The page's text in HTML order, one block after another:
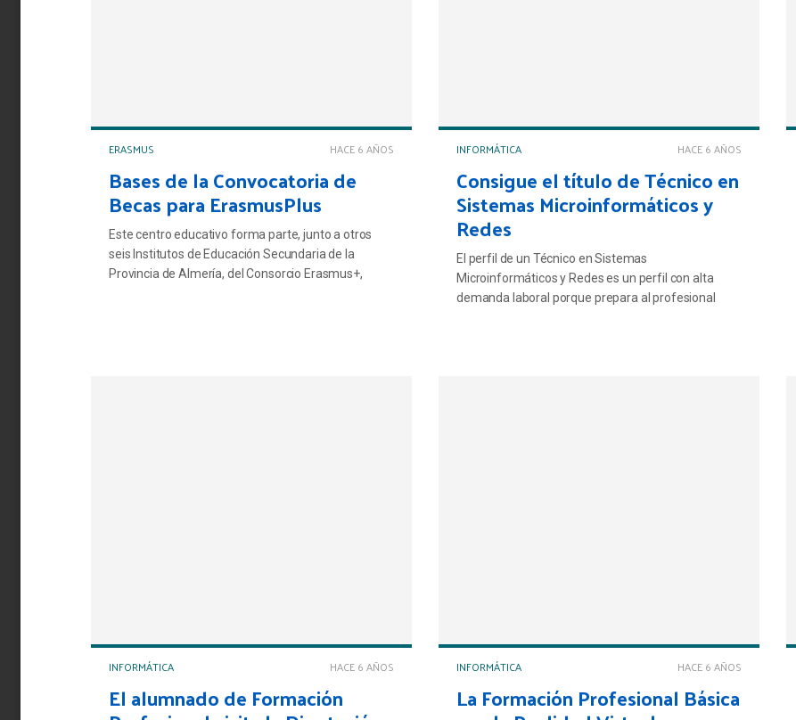
HACE 6 AÑOS
ERASMUS
Bases de la Convocatoria de
Becas para ErasmusPlus
Este centro educativo forma parte, junto a otros
seis Institutos de Educación Secundaria de la
Provincia de Almería, del Consorcio Erasmus+,
HACE 6 AÑOS
INFORMÁTICA
Consigue el título de Técnico en
Sistemas Microinformáticos y
Redes
El perfil de un Técnico en Sistemas
Microinformáticos y Redes es un perfil con alta
demanda laboral porque prepara al profesional
HACE 6 AÑOS
INFORMÁTICA
El alumnado de Formación
HACE 6 AÑOS
INFORMÁTICA
La Formación Profesional Básica